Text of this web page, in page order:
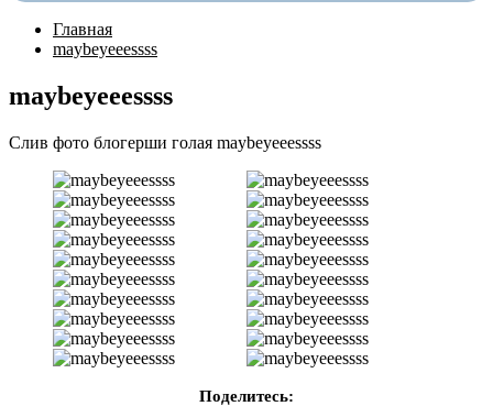
Главная
maybeyeeessss
maybeyeeessss
Слив фото блогерши голая maybeyeeessss
Поделитесь: